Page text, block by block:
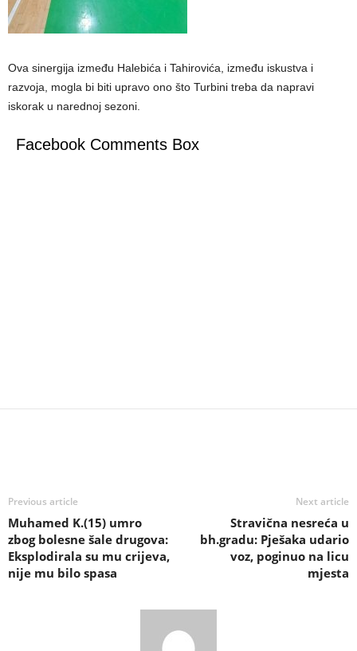
Ova sinergija između Halebića i Tahirovića, između iskustva i
razvoja, mogla bi biti upravo ono što Turbini treba da napravi
iskorak u narednoj sezoni.
Facebook Comments Box
Previous article
Muhamed K.(15) umro
zbog bolesne šale drugova:
Eksplodirala su mu crijeva,
nije mu bilo spasa
Next article
Stravična nesreća u
bh.gradu: Pješaka udario
voz, poginuo na licu
mjesta